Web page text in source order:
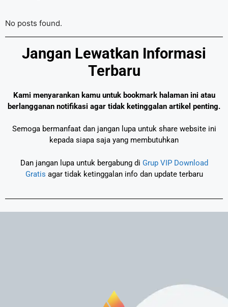
No posts found.
Jangan Lewatkan Informasi
Terbaru
Kami menyarankan kamu untuk bookmark halaman ini atau
berlangganan notifikasi agar tidak ketinggalan artikel penting.
Semoga bermanfaat dan jangan lupa untuk share website ini
kepada siapa saja yang membutuhkan
Dan jangan lupa untuk bergabung di Grup VIP Download
Gratis agar tidak ketinggalan info dan update terbaru